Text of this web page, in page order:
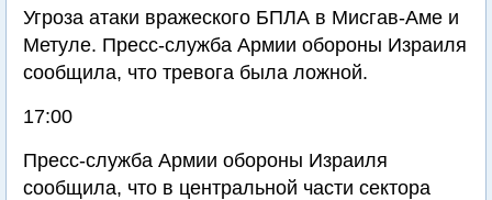
Угроза атаки вражеского БПЛА в Мисгав-Аме и
Метуле. Пресс-служба Армии обороны Израиля
сообщила, что тревога была ложной.
17:00
Пресс-служба Армии обороны Израиля
сообщила, что в центральной части сектора